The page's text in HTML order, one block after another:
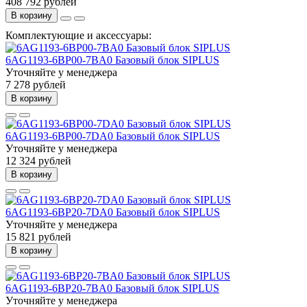
В корзину
Комплектующие и аксессуары:
6AG1193-6BP00-7BA0 Базовый блок SIPLUS
Уточняйте у менеджера
7 278 рублей
В корзину
6AG1193-6BP00-7DA0 Базовый блок SIPLUS
Уточняйте у менеджера
12 324 рублей
В корзину
6AG1193-6BP20-7DA0 Базовый блок SIPLUS
Уточняйте у менеджера
15 821 рублей
В корзину
6AG1193-6BP20-7BA0 Базовый блок SIPLUS
Уточняйте у менеджера